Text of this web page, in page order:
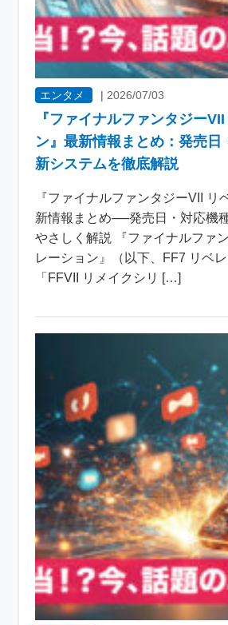
エンタメ | 2026/07/03
『ファイナルファンタジー
ン』最新情報まとめ：発売日
新システムを徹底解説
『ファイナルファンタジーVII リ
新情報まとめ──発売日・対応機
やさしく解説 『ファイナルファ
レーション』（以下、FF7 リベレ
「FFVII リメイクシリ […]